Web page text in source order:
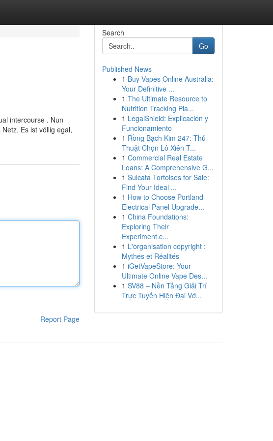
intercourse . Nun
Es ist völlig egal,
Report Page
Search
Go
Published News
1 Buy Vapes Online Australia:
Your Definitive ...
1 The Ultimate Resource to
Nutrition Tracking Pla...
1 LegalShield: Explicación y
Funcionamiento
1 Rồng Bạch Kim 247: Thủ
Thuật Chọn Lô Xiên T...
1 Commercial Real Estate
Loans: A Comprehensive G...
1 Sulcata Tortoises for Sale:
Find Your Ideal ...
1 How to Choose Portland
Electrical Panel Upgrade...
1 China Foundations:
Exploring Their
Experiment.c...
1 L'organisation copyright :
Mythes et Réalités
1 iGetVapeStore: Your
Ultimate Online Vape Des...
1 SV88 – Nền Tảng Giải Trí
Trực Tuyến Hiện Đại Vớ...